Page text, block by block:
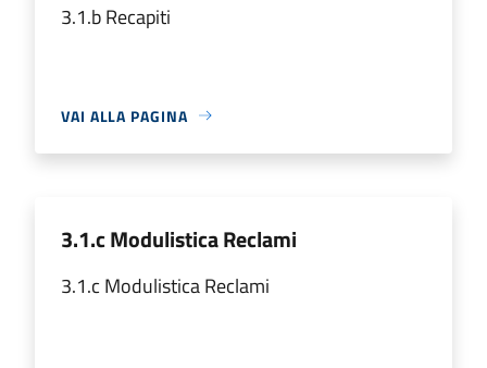
3.1.b Recapiti
VAI ALLA PAGINA
3.1.c Modulistica Reclami
3.1.c Modulistica Reclami